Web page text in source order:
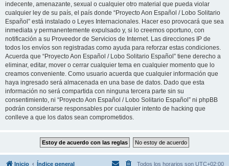
indecente, amenazante, sexual o cualquier otro material que pueda violar
cualquier ley de su país, el país donde “Proyecto Aon Español / Lobo Solitario
Español” está instalado o Leyes Internacionales. Hacer eso provocará que sea
inmediata y permanentemente expulsado y, si lo creemos oportuno, con
notificación a su Proveedor de Servicios de Internet. Las direcciones IP de
todos los envíos son registradas como ayuda para reforzar estas condiciones.
Acuerda que “Proyecto Aon Español / Lobo Solitario Español” tiene derecho a
eliminar, editar, mover o cerrar cualquier tema en cualquier momento que lo
creamos conveniente. Como usuario acuerda que cualquier información que
haya ingresado será almacenada en una base de datos. Dado que esta
información no será compartida con ninguna tercera parte sin su
consentimiento, ni “Proyecto Aon Español / Lobo Solitario Español” ni phpBB
podrán considerarse responsables por cualquier intento de hacking que
conlleve a que los datos sean comprometidos.
Inicio Índice general Todos los horarios son UTC+02:00